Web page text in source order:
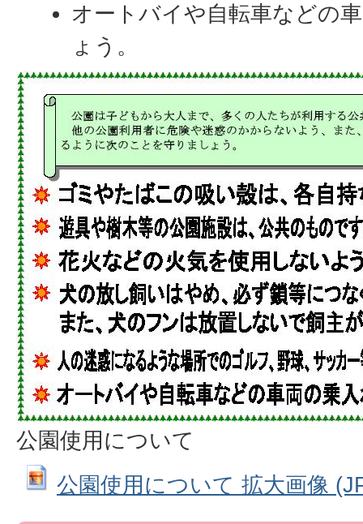
オートバイや自転車などの
ょう。
公園使用について
公園使用について 拡大画像